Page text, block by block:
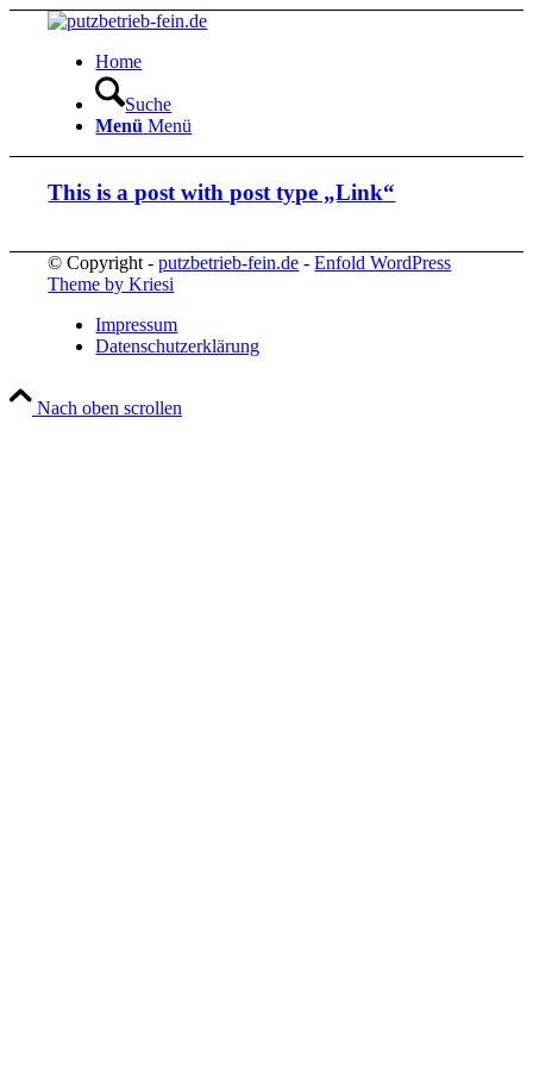
Home
Suche
Menü Menü
This is a post with post type „Link“
© Copyright -putzbetrieb-fein.de -Enfold WordPress
Theme by Kriesi
Impressum
Datenschutzerklärung
Nach oben scrollen